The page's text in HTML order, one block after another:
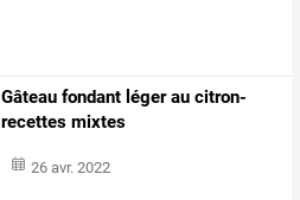
Gâteau fondant léger au citron-
recettes mixtes
26 avr. 2022